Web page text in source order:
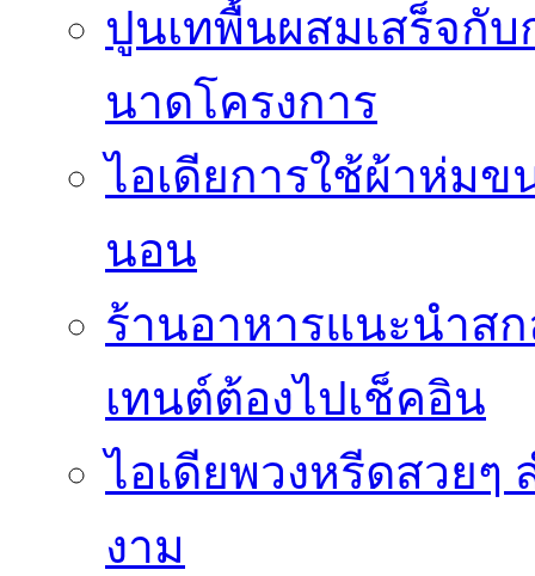
ปูนเทพื้นผสมเสร็จกั
นาดโครงการ
ไอเดียการใช้ผ้าห่ม
นอน
ร้านอาหารแนะนำส
เทนต์ต้องไปเช็คอิน
ไอเดียพวงหรีดสวยๆ
งาม